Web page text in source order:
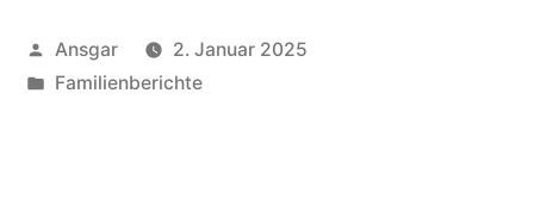
Veröffentlicht
von
Ansgar
2. Januar 2025
Veröffentlicht
Familienberichte